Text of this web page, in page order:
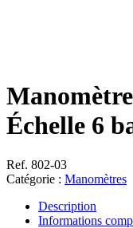
Échelle 6
Ref. 802-03
Catégorie : Manomètres
Description
Informations